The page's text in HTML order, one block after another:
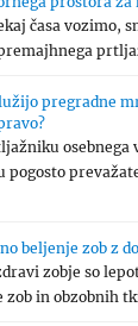
časa vozimo,
pregradne
osebnega
pogosto
beljenje zob z
zobje so
zob in obzobnih